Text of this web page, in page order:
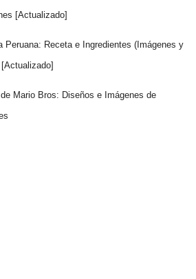
[Actualizado]
Peruana: Receta e Ingredientes (Imágenes y
Mario Bros: Diseños e Imágenes de